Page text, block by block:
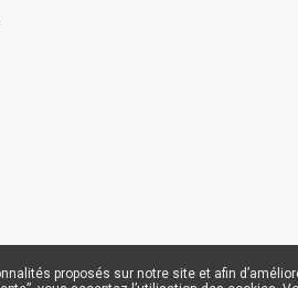
proposés sur notre site et afin